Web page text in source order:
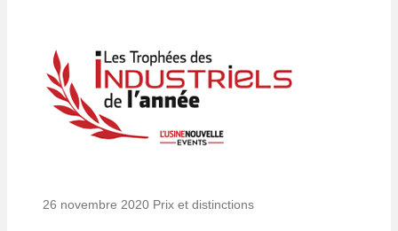
26 novembre 2020 Prix et distinctions